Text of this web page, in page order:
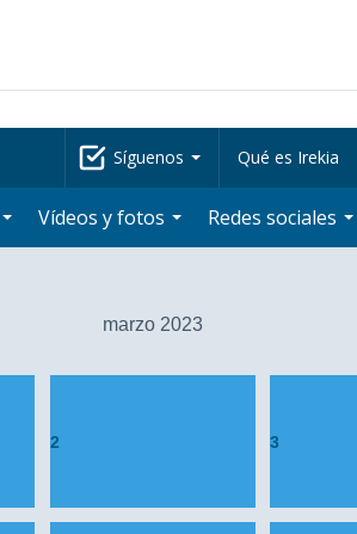
Síguenos Qué es Irekia
Vídeos y fotos Redes sociales
marzo 2023
2 3